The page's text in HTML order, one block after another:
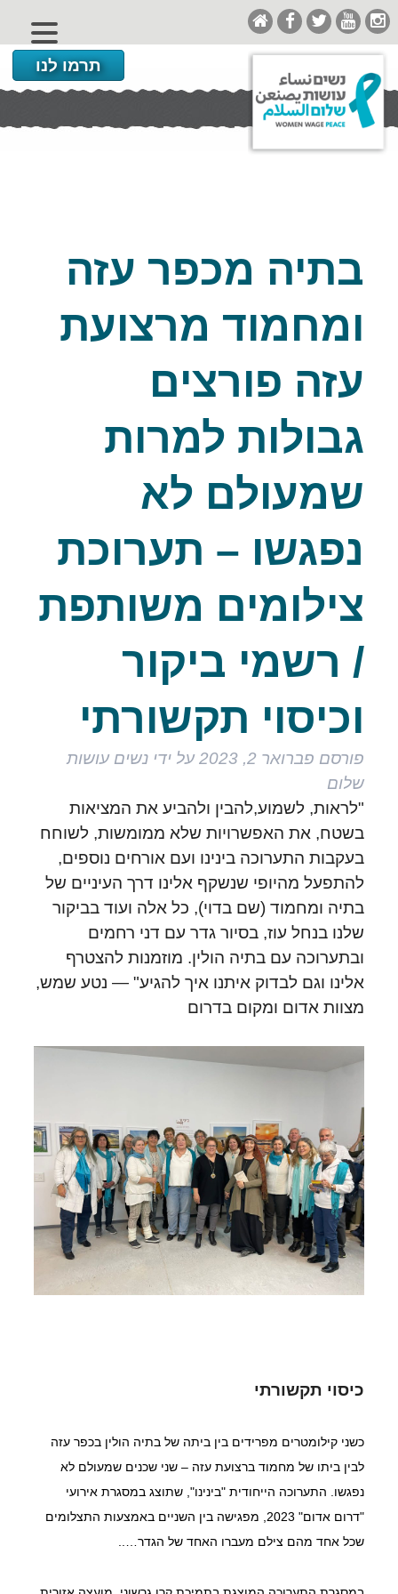
תרמו לנו
בתיה מכפר עזה
ומחמוד מרצועת
עזה פורצים
גבולות למרות
שמעולם לא
נפגשו – תערוכת
צילומים משותפת
/ רשמי ביקור
וכיסוי תקשורתי
פורסם פברואר 2, 2023 על ידי נשים עושות
שלום
"לראות, לשמוע,להבין ולהביע את המציאות
בשטח, את האפשרויות שלא ממומשות, לשוחח
בעקבות התערוכה בינינו ועם אורחים נוספים,
להתפעל מהיופי שנשקף אלינו דרך העיניים של
בתיה ומחמוד (שם בדוי), כל אלה ועוד בביקור
שלנו בנחל עוז, בסיור גדר עם דני רחמים
ובתערוכה עם בתיה הולין. מוזמנות להצטרף
אלינו וגם לבדוק איתנו איך להגיע" — נטע שמש,
מצוות אדום ומקום בדרום
כיסוי תקשורתי
לבין ביתו של מחמוד ברצועת עזה – שני שכנים שמעולם לא
שכל אחד מהם צילם מעברו האחד של הגדר…..